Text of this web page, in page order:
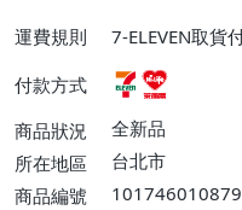
運費規則
7-ELEVEN取貨
貨付款【免運費
付款方式
商品狀況
全新品
所在地區
台北市
商品編號
101746010879